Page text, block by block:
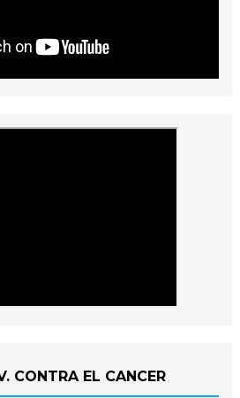
CONTRA EL CANCER